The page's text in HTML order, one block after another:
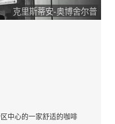
克里斯蒂安-奥博舍尔普
中心的一家舒适的咖啡